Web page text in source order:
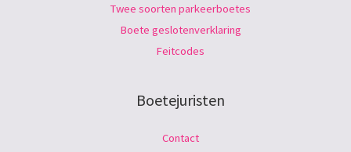
Twee soorten parkeerboetes
Boete geslotenverklaring
Feitcodes
Boetejuristen
Contact